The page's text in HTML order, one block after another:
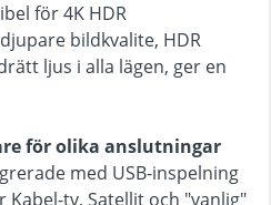
för 4K HDR
bildkvalite, HDR
ljus i alla lägen, ger en
för olika anslutningar
med USB-inspelning
Kabel-tv, Satellit och "vanlig"